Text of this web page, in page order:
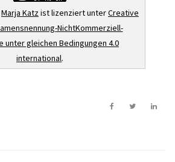
Marja Katzist lizenziert unterCreative
NichtKommerziell-
unter gleichen Bedingungen 4.0
international.